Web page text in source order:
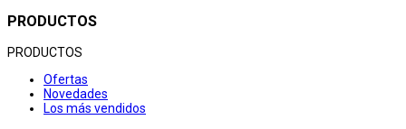
PRODUCTOS
PRODUCTOS
Ofertas
Novedades
Los más vendidos